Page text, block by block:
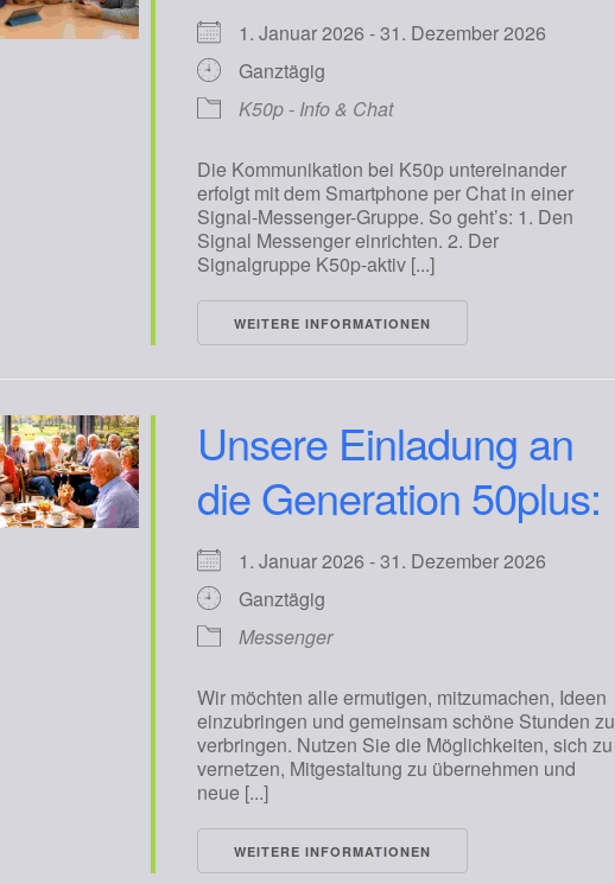
1. Januar 2026 - 31. Dezember 2026
Ganztägig
K50p - Info & Chat
Die Kommunikation bei K50p untereinander
erfolgt mit dem Smartphone per Chat in einer
Signal-Messenger-Gruppe. So geht’s: 1. Den
Signal Messenger einrichten. 2. Der
Signalgruppe K50p-aktiv [...]
WEITERE INFORMATIONEN
Unsere Einladung an
die Generation 50plus:
1. Januar 2026 - 31. Dezember 2026
Ganztägig
Messenger
Wir möchten alle ermutigen, mitzumachen, Ideen
einzubringen und gemeinsam schöne Stunden zu
verbringen. Nutzen Sie die Möglichkeiten, sich zu
vernetzen, Mitgestaltung zu übernehmen und
neue [...]
WEITERE INFORMATIONEN